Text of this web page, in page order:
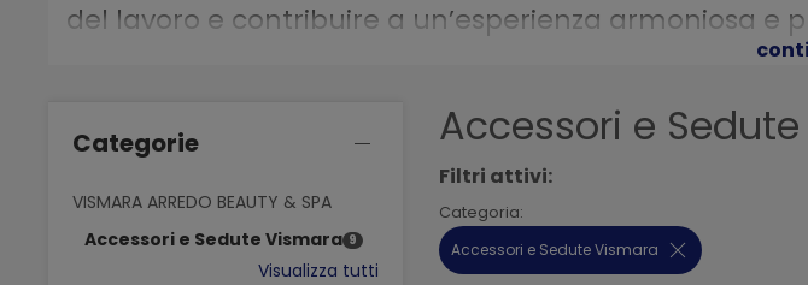
del lavoro e contribuire a un’esperienza armoniosa e
Categorie
VISMARA ARREDO BEAUTY & SPA
Accessori e Sedute Vismara 9
Visualizza tutti
Accessori e
Filtri attivi:
Categoria:
Accessori e Sedute Vismara